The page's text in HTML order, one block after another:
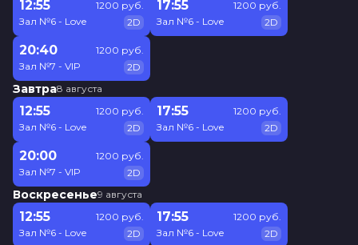
12:55
Зал №6 - Love
1200 руб.
2D
17:55
Зал №6 - Love
1200 руб.
2D
20:40
Зал №7 - VIP
1200 руб.
2D
Завтра8 августа
12:55
Зал №6 - Love
1200 руб.
2D
17:55
Зал №6 - Love
1200 руб.
2D
20:00
Зал №7 - VIP
1200 руб.
2D
Воскресенье9 августа
12:55
Зал №6 - Love
1200 руб.
2D
17:55
Зал №6 - Love
1200 руб.
2D